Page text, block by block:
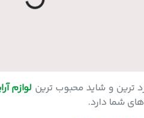
ترین و شاید محبوب ترین لوازم
شما دارد.